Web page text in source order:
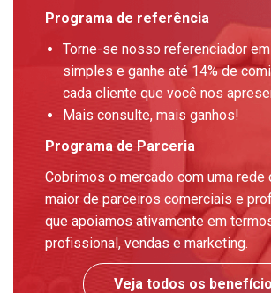
Programa de referência
Torne-se nosso referenciador
simples e ganhe até 14% de
cada cliente que você nos
Mais consulte, mais ganhos!
Programa de Parceria
Cobrimos o mercado com uma rede
maior de parceiros comerciais e
que apoiamos ativamente em
profissional, vendas e marketing.
Veja todos os